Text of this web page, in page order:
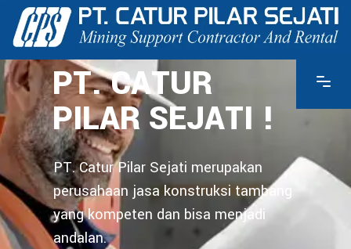
PT. CATUR
PILAR SEJATI !
PT. Catur Pilar Sejati merupakan
perusahaan jasa konstruksi tambang
yang kompeten dan bisa menjadi
andalan.